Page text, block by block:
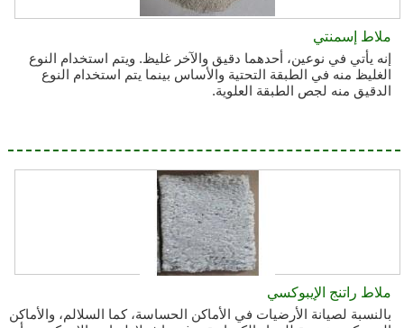
ملاط إسمنتي
إنه يأتي في نوعين، أحدهما دقيق والآخر غليظ. ويتم استخدام النوع
الغليظ منه في الطبقة التحتية والأساس بينما يتم استخدام النوع
الدقيق منه لجص الطبقة العلوية.
ملاط راتنج الإيبوكسي
بالنسبة لصيانة الأرضيات في الأماكن الحساسة، كما السلالم، والأماكن